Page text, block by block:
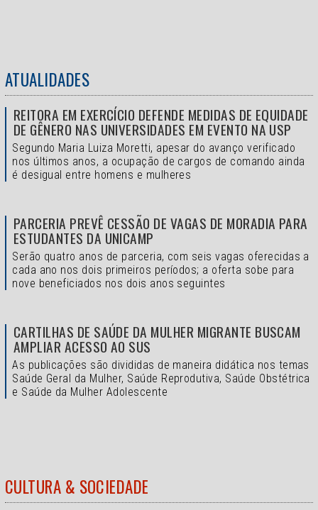
ATUALIDADES
REITORA EM EXERCÍCIO DEFENDE MEDIDAS DE EQUIDADE
DE GÊNERO NAS UNIVERSIDADES EM EVENTO NA USP
Segundo Maria Luiza Moretti, apesar do avanço verificado
nos últimos anos, a ocupação de cargos de comando ainda
é desigual entre homens e mulheres
PARCERIA PREVÊ CESSÃO DE VAGAS DE MORADIA PARA
ESTUDANTES DA UNICAMP
Serão quatro anos de parceria, com seis vagas oferecidas a
cada ano nos dois primeiros períodos; a oferta sobe para
nove beneficiados nos dois anos seguintes
CARTILHAS DE SAÚDE DA MULHER MIGRANTE BUSCAM
AMPLIAR ACESSO AO SUS
As publicações são divididas de maneira didática nos temas
Saúde Geral da Mulher, Saúde Reprodutiva, Saúde Obstétrica
e Saúde da Mulher Adolescente
CULTURA & SOCIEDADE